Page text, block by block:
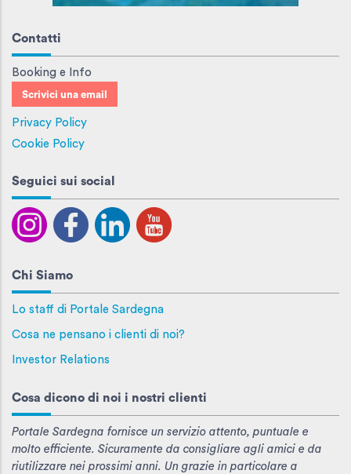
Contatti
Booking e Info
Scrivici una email
Privacy Policy
Cookie Policy
Seguici sui social
Chi Siamo
Lo staff di Portale Sardegna
Cosa ne pensano i clienti di noi?
Investor Relations
Cosa dicono di noi i nostri clienti
Portale Sardegna fornisce un servizio attento, puntuale e
molto efficiente. Sicuramente da consigliare agli amici e da
riutilizzare nei prossimi anni. Un grazie in particolare a